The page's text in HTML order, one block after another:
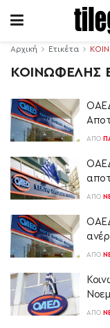
Αρχική Ετικέτα
ΚΟΙΝΩΦΕΛΗΣ
ΑΠΌ
ΑΠΌ
ΑΠΌ
ΑΠΌ